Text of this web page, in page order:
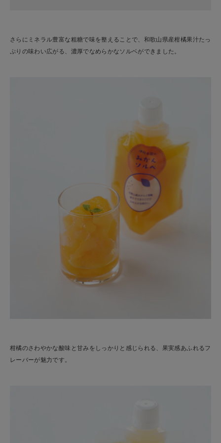
さらにミネラル豊富な粗糖で味を整えることで、和歌山県産柑橘果汁たっ
ぷりの味わい広がる、濃厚でなめらかなソルベができました。
柑橘のさわやかな酸味と甘みをしっかりと感じられる、果実感あふれるフ
レーバーが魅力です。